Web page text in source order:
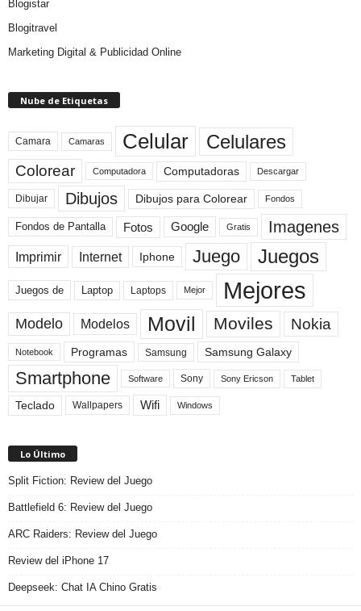
Blogistar
Blogitravel
Marketing Digital & Publicidad Online
Nube de Etiquetas
Camara Camaras Celular Celulares
Colorear Computadora Computadoras Descargar
Dibujar Dibujos Dibujos para Colorear Fondos
Fondos de Pantalla Fotos Google Gratis Imagenes
Imprimir Internet Iphone Juego Juegos
Juegos de Laptop Laptops Mejor Mejores
Modelo Modelos Movil Moviles Nokia
Notebook Programas Samsung Samsung Galaxy
Smartphone Software Sony Sony Ericson Tablet
Teclado Wallpapers Wifi Windows
Lo Último
Split Fiction: Review del Juego
Battlefield 6: Review del Juego
ARC Raiders: Review del Juego
Review del iPhone 17
Deepseek: Chat IA Chino Gratis